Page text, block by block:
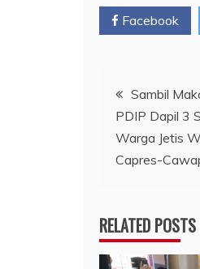
Facebook
Navigasi
pos
Sambil
PDIP Dapil 3
Warga Jetis
Capres-
RELATED POSTS